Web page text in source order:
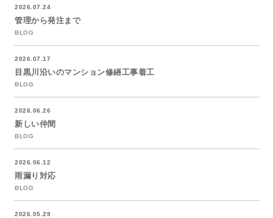
2026.07.24
管理から発注まで
BLOG
2026.07.17
目黒川沿いのマンション修繕工事着工
BLOG
2026.06.26
新しい仲間
BLOG
2026.06.12
雨漏り対応
BLOG
2026.05.29